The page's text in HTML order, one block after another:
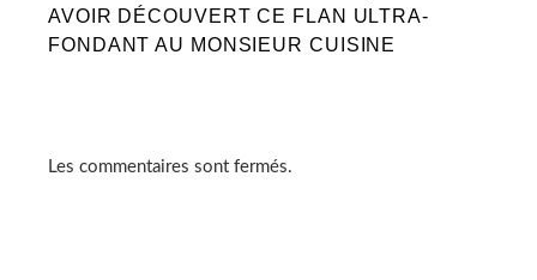
AVOIR DÉCOUVERT CE FLAN ULTRA-
FONDANT AU MONSIEUR CUISINE
Les commentaires sont fermés.